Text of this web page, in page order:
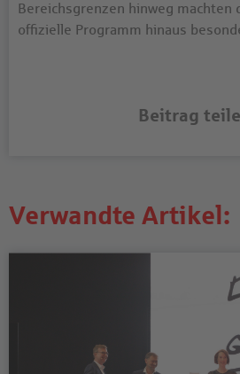
Bereichsgrenzen hinweg machten
offizielle Programm hinaus
Beitrag
Verwandte Artikel: